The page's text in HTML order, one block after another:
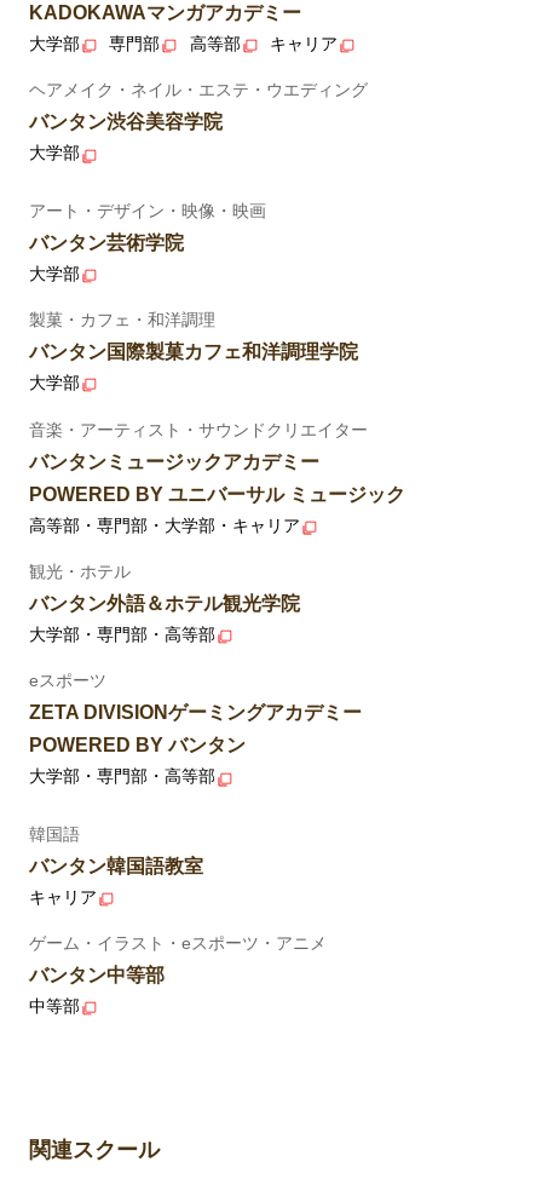
KADOKAWAマンガアカデミー
大学部 専門部 高等部 キャリア
ヘアメイク・ネイル・エステ・ウエディング
バンタン渋谷美容学院
大学部
アート・デザイン・映像・映画
バンタン芸術学院
大学部
製菓・カフェ・和洋調理
バンタン国際製菓カフェ和洋調理学院
大学部
音楽・アーティスト・サウンドクリエイター
バンタンミュージックアカデミー
POWERED BY ユニバーサル ミュージック
高等部・専門部・大学部・キャリア
観光・ホテル
バンタン外語＆ホテル観光学院
大学部・専門部・高等部
eスポーツ
ZETA DIVISIONゲーミングアカデミー
POWERED BY バンタン
大学部・専門部・高等部
韓国語
バンタン韓国語教室
キャリア
ゲーム・イラスト・eスポーツ・アニメ
バンタン中等部
中等部
関連スクール